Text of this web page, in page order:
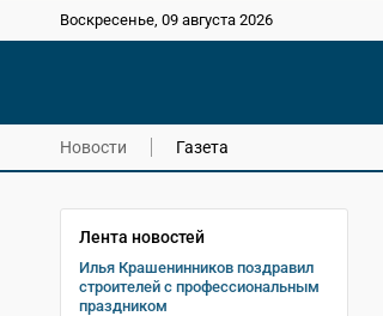
Воскресенье, 09 августа 2026
Новости Газета
Лента новостей
Илья Крашенинников поздравил
строителей с профессиональным
праздником